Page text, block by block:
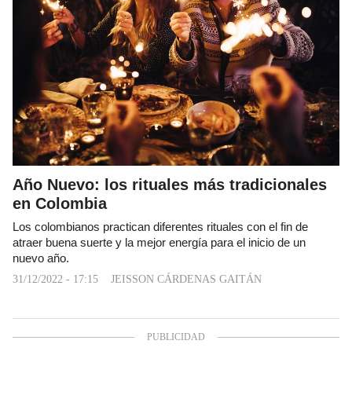
Año Nuevo: los rituales más tradicionales
en Colombia
Los colombianos practican diferentes rituales con el fin de
atraer buena suerte y la mejor energía para el inicio de un
nuevo año.
31/12/2022 - 17:15 JEISSON CÁRDENAS GAITÁN